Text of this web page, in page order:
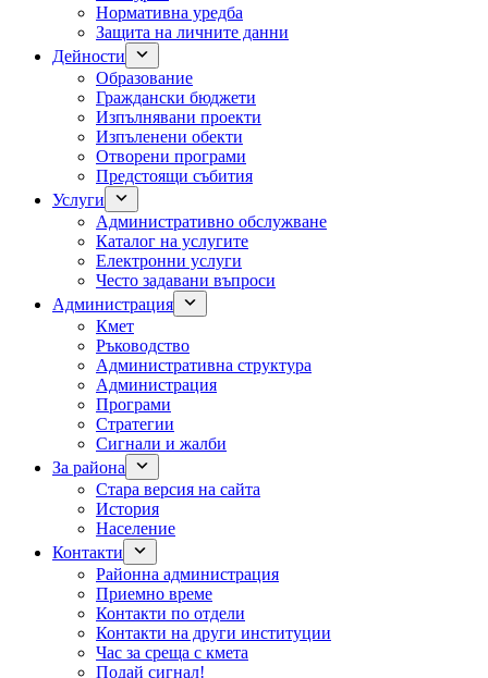
Нормативна уредба
Защита на личните данни
Дейности
Образование
Граждански бюджети
Изпълнявани проекти
Изпъленени обекти
Отворени програми
Предстоящи събития
Услуги
Административно обслужване
Каталог на услугите
Електронни услуги
Често задавани въпроси
Администрация
Кмет
Ръководство
Административна структура
Администрация
Програми
Стратегии
Сигнали и жалби
За района
Стара версия на сайта
История
Население
Контакти
Районна администрация
Приемно време
Контакти по отдели
Контакти на други институции
Час за среща с кмета
Подай сигнал!